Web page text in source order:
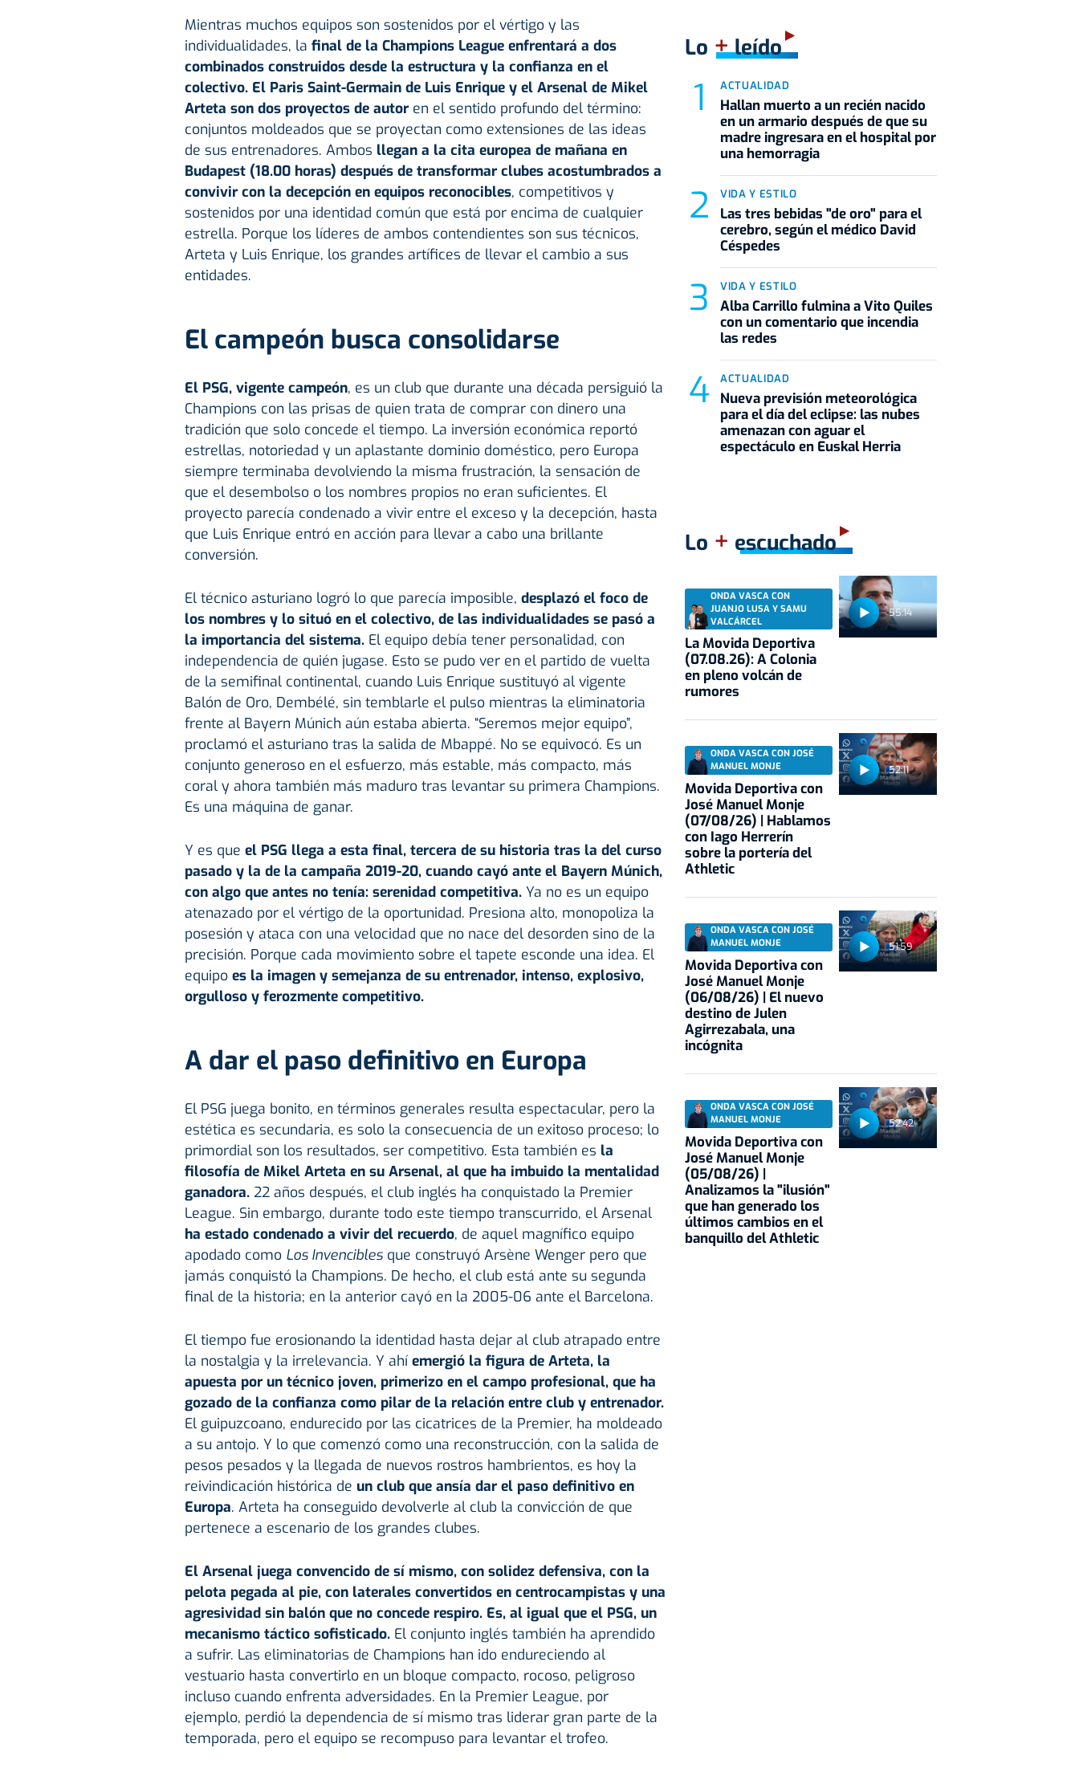
Mientras muchos equipos son sostenidos por el vértigo y las
individualidades, la final de la Champions Leagueenfrentará a dos
combinados construidos desde la estructura y la confianza en el
colectivo. El Paris Saint-Germainde Luis Enrique y el Arsenalde Mikel
Arteta son dos proyectos de autor en el sentido profundo del término:
conjuntos moldeados que se proyectan como extensiones de las ideas
de sus entrenadores. Ambos llegan a la cita europea de mañana en
Budapest (18.00 horas) después de transformar clubes acostumbrados a
convivir con la decepción en equipos reconocibles, competitivos y
sostenidos por una identidad común que está por encima de cualquier
estrella. Porque los líderes de ambos contendientes son sus técnicos,
Arteta y Luis Enrique, los grandes artífices de llevar el cambio a sus
entidades.
El campeón busca consolidarse
El PSG, vigente campeón, es un club que durante una década persiguió la
Champions con las prisas de quien trata de comprar con dinero una
tradición que solo concede el tiempo. La inversión económica reportó
estrellas, notoriedad y un aplastante dominio doméstico, pero Europa
siempre terminaba devolviendo la misma frustración, la sensación de
que el desembolso o los nombres propios no eran suficientes. El
proyecto parecía condenado a vivir entre el exceso y la decepción, hasta
que Luis Enrique entró en acción para llevar a cabo una brillante
conversión.
El técnico asturiano logró lo que parecía imposible, desplazó el foco de
los nombres y lo situó en el colectivo, de las individualidades se pasó a
la importancia del sistema. El equipo debía tener personalidad, con
independencia de quién jugase. Esto se pudo ver en el partido de vuelta
de la semifinal continental, cuando Luis Enrique sustituyó al vigente
Balón de Oro, Dembélé, sin temblarle el pulso mientras la eliminatoria
frente al Bayern Múnich aún estaba abierta. “Seremos mejor equipo”,
proclamó el asturiano tras la salida de Mbappé. No se equivocó. Es un
conjunto generoso en el esfuerzo, más estable, más compacto, más
coral y ahora también más maduro tras levantar su primera Champions.
Es una máquina de ganar.
Y es que el PSG llega a esta final, tercera de su historia tras la del curso
pasado y la de la campaña 2019-20, cuando cayó ante el Bayern Múnich,
con algo que antes no tenía: serenidad competitiva. Ya no es un equipo
atenazado por el vértigo de la oportunidad. Presiona alto, monopoliza la
posesión y ataca con una velocidad que no nace del desorden sino de la
precisión. Porque cada movimiento sobre el tapete esconde una idea. El
equipo es la imagen y semejanza de su entrenador, intenso, explosivo,
orgulloso y ferozmente competitivo.
A dar el paso definitivo en Europa
El PSG juega bonito, en términos generales resulta espectacular, pero la
estética es secundaria, es solo la consecuencia de un exitoso proceso; lo
primordial son los resultados, ser competitivo. Esta también es la
filosofía de Mikel Arteta en su Arsenal, al que ha imbuido la mentalidad
ganadora. 22 años después, el club inglés ha conquistado la Premier
League. Sin embargo, durante todo este tiempo transcurrido, el Arsenal
ha estado condenado a vivir del recuerdo, de aquel magnífico equipo
apodado como Los Invenciblesque construyó Arsène Wenger pero que
jamás conquistó la Champions. De hecho, el club está ante su segunda
final de la historia; en la anterior cayó en la 2005-06 ante el Barcelona.
El tiempo fue erosionando la identidad hasta dejar al club atrapado entre
la nostalgia y la irrelevancia. Y ahíemergió la figura de Arteta, la
apuesta por un técnico joven, primerizo en el campo profesional, que ha
gozado de la confianza como pilar de la relación entre club y entrenador.
El guipuzcoano, endurecido por las cicatrices de la Premier, ha moldeado
a su antojo. Y lo que comenzó como una reconstrucción, con la salida de
pesos pesados y la llegada de nuevos rostros hambrientos, es hoy la
reivindicación histórica de un club que ansía dar el paso definitivo en
Europa. Arteta ha conseguido devolverle al club la convicción de que
pertenece a escenario de los grandes clubes.
El Arsenal juega convencido de sí mismo, con solidez defensiva, con la
pelota pegada al pie, con laterales convertidos en centrocampistas y una
agresividad sin balón que no concede respiro. Es, al igual que el PSG, un
mecanismo táctico sofisticado. El conjunto inglés también ha aprendido
a sufrir. Las eliminatorias de Champions han ido endureciendo al
vestuario hasta convertirlo en un bloque compacto, rocoso, peligroso
incluso cuando enfrenta adversidades. En la Premier League, por
ejemplo, perdió la dependencia de sí mismo tras liderar gran parte de la
temporada, pero el equipo se recompuso para levantar el trofeo.
Lo +leído
ACTUALIDAD
Hallan muerto a un recién nacido
en un armario después de que su
madre ingresara en el hospital por
una hemorragia
VIDA Y ESTILO
Las tres bebidas "de oro" para el
cerebro, según el médico David
Céspedes
VIDA Y ESTILO
Alba Carrillo fulmina a Vito Quiles
con un comentario que incendia
las redes
ACTUALIDAD
Nueva previsión meteorológica
para el día del eclipse: las nubes
amenazan con aguar el
espectáculo en Euskal Herria
Lo + escuchado
55:14
ONDA VASCA CON
JUANJO LUSA Y SAMU
VALCÁRCEL
La Movida Deportiva
(07.08.26): A Colonia
en pleno volcán de
rumores
52:11
ONDA VASCA CON JOSÉ
MANUEL MONJE
Movida Deportiva con
José Manuel Monje
(07/08/26) | Hablamos
con Iago Herrerín
sobre la portería del
Athletic
51:59
ONDA VASCA CON JOSÉ
MANUEL MONJE
Movida Deportiva con
José Manuel Monje
(06/08/26) | El nuevo
destino de Julen
Agirrezabala, una
incógnita
52:42
ONDA VASCA CON JOSÉ
MANUEL MONJE
Movida Deportiva con
José Manuel Monje
(05/08/26) |
Analizamos la "ilusión"
que han generado los
últimos cambios en el
banquillo del Athletic